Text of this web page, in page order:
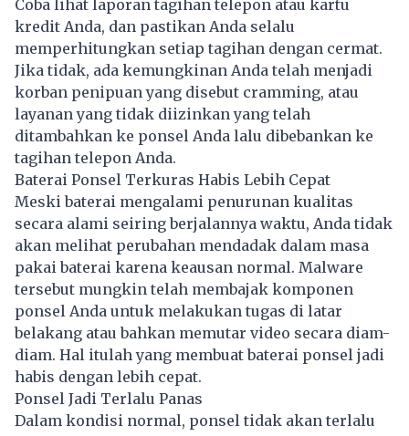
Coba lihat laporan tagihan telepon atau kartu
kredit Anda, dan pastikan Anda selalu
memperhitungkan setiap tagihan dengan cermat.
Jika tidak, ada kemungkinan Anda telah menjadi
korban penipuan yang disebut cramming, atau
layanan yang tidak diizinkan yang telah
ditambahkan ke ponsel Anda lalu dibebankan ke
tagihan telepon Anda.
Baterai Ponsel Terkuras Habis Lebih Cepat
Meski baterai mengalami penurunan kualitas
secara alami seiring berjalannya waktu, Anda tidak
akan melihat perubahan mendadak dalam masa
pakai baterai karena keausan normal. Malware
tersebut mungkin telah membajak komponen
ponsel Anda untuk melakukan tugas di latar
belakang atau bahkan memutar video secara diam-
diam. Hal itulah yang membuat baterai ponsel jadi
habis dengan lebih cepat.
Ponsel Jadi Terlalu Panas
Dalam kondisi normal, ponsel tidak akan terlalu